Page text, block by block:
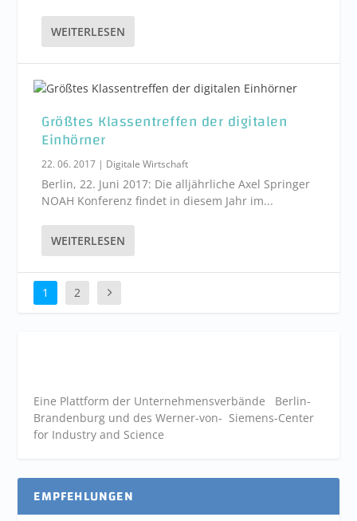
WEITERLESEN
Größtes Klassentreffen der digitalen
Einhörner
22. 06. 2017 | Digitale Wirtschaft
Berlin, 22. Juni 2017: Die alljährliche Axel Springer
NOAH Konferenz findet in diesem Jahr im...
WEITERLESEN
1 2
Eine Plattform der Unternehmensverbände Berlin-
Brandenburg und des Werner-von- Siemens-Center
for Industry and Science
EMPFEHLUNGEN